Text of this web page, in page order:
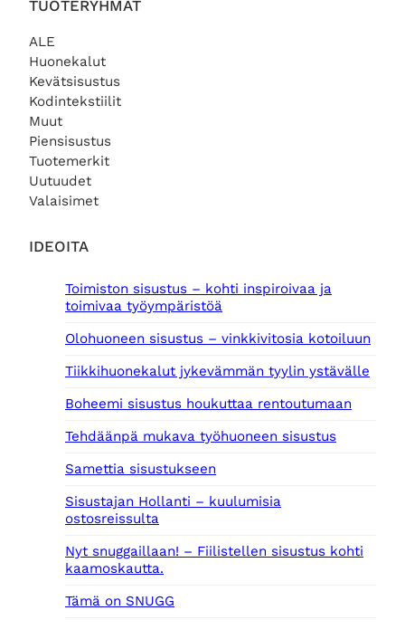
TUOTERYHMÄT
ALE
Huonekalut
Kevätsisustus
Kodintekstiilit
Muut
Piensisustus
Tuotemerkit
Uutuudet
Valaisimet
IDEOITA
Toimiston sisustus – kohti inspiroivaa ja
toimivaa työympäristöä
Olohuoneen sisustus – vinkkivitosia kotoiluun
Tiikkihuonekalut jykevämmän tyylin ystävälle
Boheemi sisustus houkuttaa rentoutumaan
Tehdäänpä mukava työhuoneen sisustus
Samettia sisustukseen
Sisustajan Hollanti – kuulumisia
ostosreissulta
Nyt snuggaillaan! – Fiilistellen sisustus kohti
kaamoskautta.
Tämä on SNUGG